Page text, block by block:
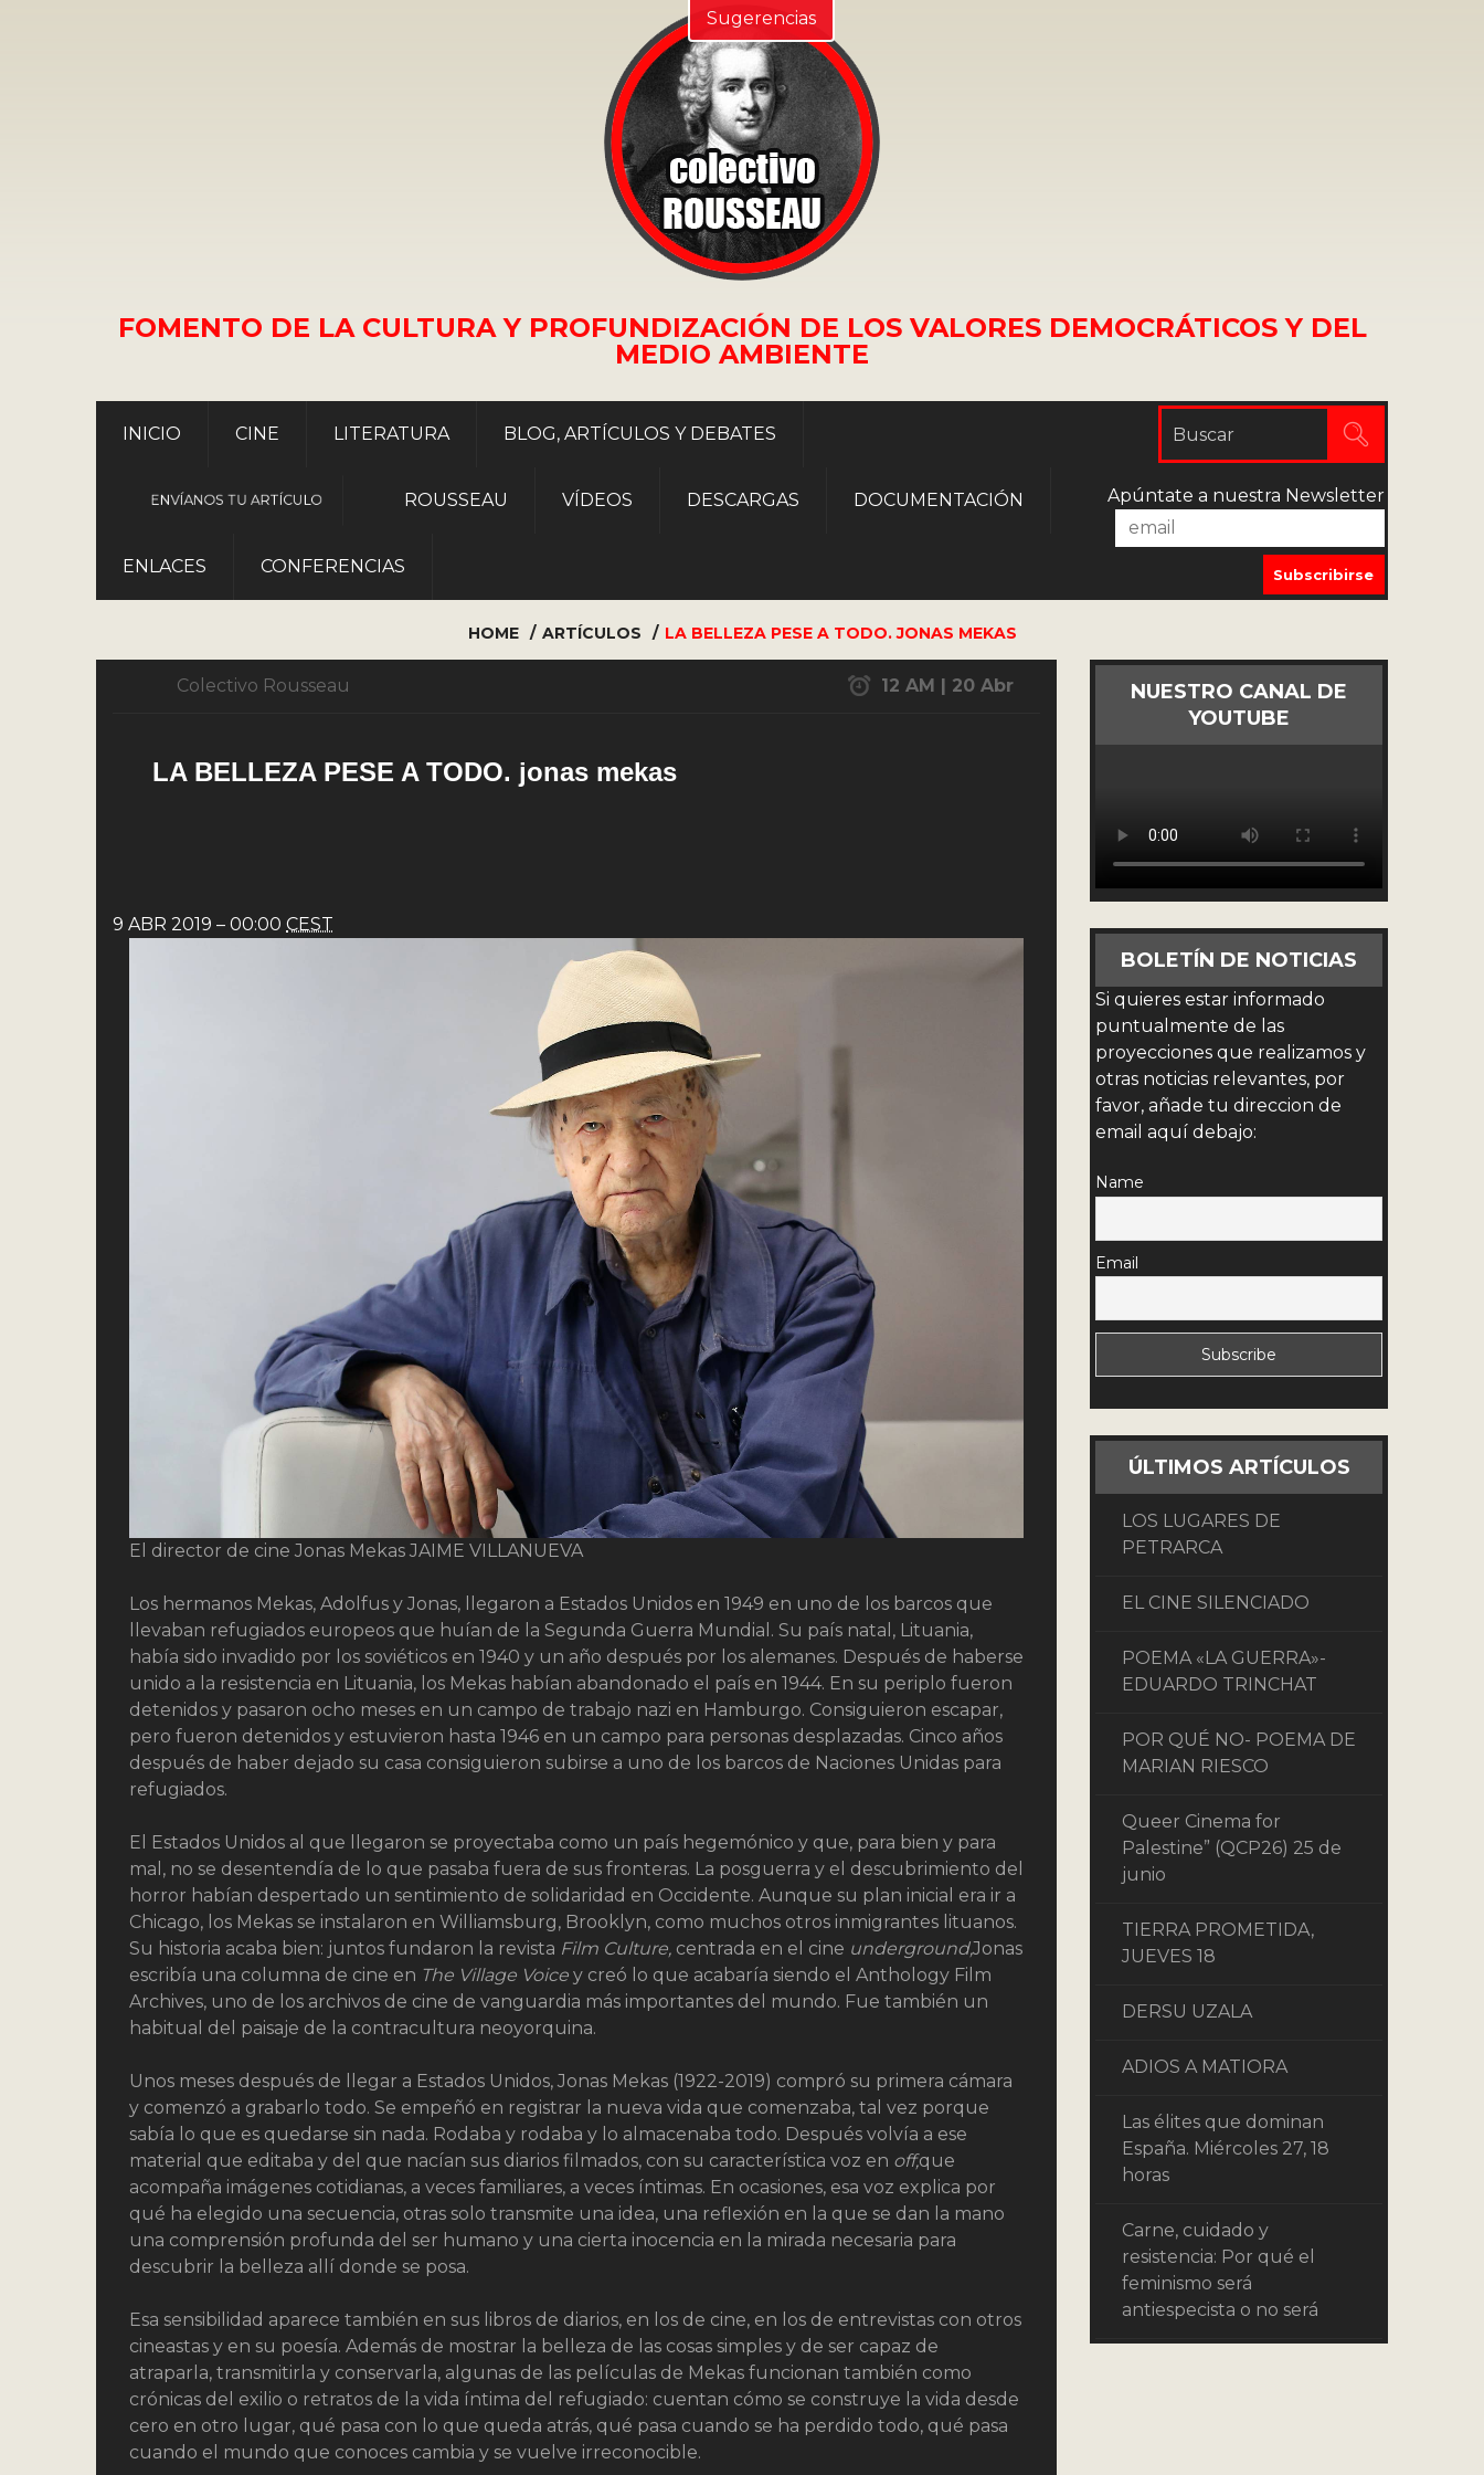
FOMENTO DE LA CULTURA Y PROFUNDIZACIÓN DE LOS VALORES DEMOCRÁTICOS Y DEL
MEDIO AMBIENTE
INICIO CINE LITERATURA BLOG, ARTÍCULOS Y DEBATES
ENVÍANOS TU ARTÍCULO ROUSSEAU VÍDEOS DESCARGAS DOCUMENTACIÓN
ENLACES CONFERENCIAS
Apúntate a nuestra Newsletter
HOME ARTÍCULOS LA BELLEZA PESE A TODO. JONAS MEKAS
Colectivo Rousseau 12 AM | 20 Abr
LA BELLEZA PESE A TODO. jonas mekas
9 ABR 2019 – 00:00 CEST
El director de cine Jonas Mekas JAIME VILLANUEVA
Los hermanos Mekas, Adolfus y Jonas, llegaron a Estados Unidos en 1949 en uno de los barcos que
llevaban refugiados europeos que huían de la Segunda Guerra Mundial. Su país natal, Lituania,
había sido invadido por los soviéticos en 1940 y un año después por los alemanes. Después de haberse
unido a la resistencia en Lituania, los Mekas habían abandonado el país en 1944. En su periplo fueron
detenidos y pasaron ocho meses en un campo de trabajo nazi en Hamburgo. Consiguieron escapar,
pero fueron detenidos y estuvieron hasta 1946 en un campo para personas desplazadas. Cinco años
después de haber dejado su casa consiguieron subirse a uno de los barcos de Naciones Unidas para
refugiados.
El Estados Unidos al que llegaron se proyectaba como un país hegemónico y que, para bien y para
mal, no se desentendía de lo que pasaba fuera de sus fronteras. La posguerra y el descubrimiento del
horror habían despertado un sentimiento de solidaridad en Occidente. Aunque su plan inicial era ir a
Chicago, los Mekas se instalaron en Williamsburg, Brooklyn, como muchos otros inmigrantes lituanos.
Su historia acaba bien: juntos fundaron la revista Film Culture, centrada en el cine underground,Jonas
escribía una columna de cine en The Village Voice y creó lo que acabaría siendo el Anthology Film
Archives, uno de los archivos de cine de vanguardia más importantes del mundo. Fue también un
habitual del paisaje de la contracultura neoyorquina.
Unos meses después de llegar a Estados Unidos, Jonas Mekas (1922-2019) compró su primera cámara
y comenzó a grabarlo todo. Se empeñó en registrar la nueva vida que comenzaba, tal vez porque
sabía lo que es quedarse sin nada. Rodaba y rodaba y lo almacenaba todo. Después volvía a ese
material que editaba y del que nacían sus diarios filmados, con su característica voz en off,que
acompaña imágenes cotidianas, a veces familiares, a veces íntimas. En ocasiones, esa voz explica por
qué ha elegido una secuencia, otras solo transmite una idea, una reflexión en la que se dan la mano
una comprensión profunda del ser humano y una cierta inocencia en la mirada necesaria para
descubrir la belleza allí donde se posa.
Esa sensibilidad aparece también en sus libros de diarios, en los de cine, en los de entrevistas con otros
cineastas y en su poesía. Además de mostrar la belleza de las cosas simples y de ser capaz de
atraparla, transmitirla y conservarla, algunas de las películas de Mekas funcionan también como
crónicas del exilio o retratos de la vida íntima del refugiado: cuentan cómo se construye la vida desde
cero en otro lugar, qué pasa con lo que queda atrás, qué pasa cuando se ha perdido todo, qué pasa
cuando el mundo que conoces cambia y se vuelve irreconocible.
NUESTRO CANAL DE
YOUTUBE
BOLETÍN DE NOTICIAS
Si quieres estar informado
puntualmente de las
proyecciones que realizamos y
otras noticias relevantes, por
favor, añade tu direccion de
email aquí debajo:
Name
Email
ÚLTIMOS ARTÍCULOS
LOS LUGARES DE
PETRARCA
EL CINE SILENCIADO
POEMA «LA GUERRA»-
EDUARDO TRINCHAT
POR QUÉ NO- POEMA DE
MARIAN RIESCO
Queer Cinema for
Palestine” (QCP26) 25 de
junio
TIERRA PROMETIDA,
JUEVES 18
DERSU UZALA
ADIOS A MATIORA
Las élites que dominan
España. Miércoles 27, 18
horas
Carne, cuidado y
resistencia: Por qué el
feminismo será
antiespecista o no será
Sugerencias